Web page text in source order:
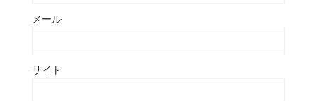
メール
サイト